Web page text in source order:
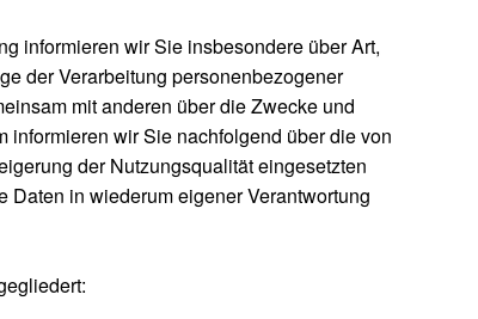
informieren wir Sie insbesondere über Art,
der Verarbeitung personenbezogener
mit anderen über die Zwecke und
informieren wir Sie nachfolgend über die von
der Nutzungsqualität eingesetzten
Daten in wiederum eigener Verantwortung